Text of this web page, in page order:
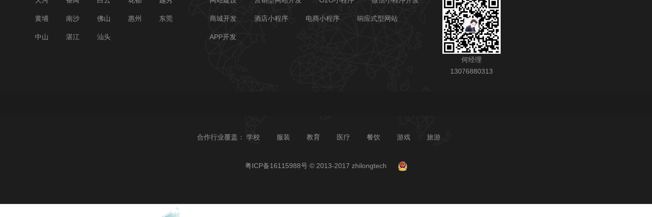
黄埔 南沙 佛山 惠州 东莞
中山 湛江 汕头
商城开发 酒店小程序 电商小程序 响应式型网站
APP开发
何经理
13076880313
合作行业覆盖： 学校 服装 教育 医疗 餐饮 游戏 旅游
粤ICP备16115988号 © 2013-2017 zhilongtech